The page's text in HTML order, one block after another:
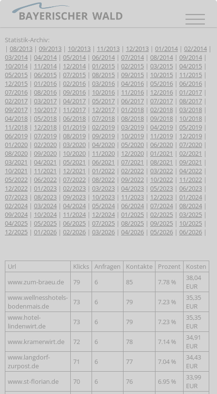
Statistik-Archiv:
| 08/2013 | 09/2013 | 10/2013 | 11/2013 | 12/2013 | 01/2014 | 02/2014 |
03/2014 | 04/2014 | 05/2014 | 06/2014 | 07/2014 | 08/2014 | 09/2014 |
10/2014 | 11/2014 | 12/2014 | 01/2015 | 02/2015 | 03/2015 | 04/2015 |
05/2015 | 06/2015 | 07/2015 | 08/2015 | 09/2015 | 10/2015 | 11/2015 |
12/2015 | 01/2016 | 02/2016 | 03/2016 | 04/2016 | 05/2016 | 06/2016 |
07/2016 | 08/2016 | 09/2016 | 10/2016 | 11/2016 | 12/2016 | 01/2017 |
02/2017 | 03/2017 | 04/2017 | 05/2017 | 06/2017 | 07/2017 | 08/2017 |
09/2017 | 10/2017 | 11/2017 | 12/2017 | 01/2018 | 02/2018 | 03/2018 |
04/2018 | 05/2018 | 06/2018 | 07/2018 | 08/2018 | 09/2018 | 10/2018 |
11/2018 | 12/2018 | 01/2019 | 02/2019 | 03/2019 | 04/2019 | 05/2019 |
06/2019 | 07/2019 | 08/2019 | 09/2019 | 10/2019 | 11/2019 | 12/2019 |
01/2020 | 02/2020 | 03/2020 | 04/2020 | 05/2020 | 06/2020 | 07/2020 |
08/2020 | 09/2020 | 10/2020 | 11/2020 | 12/2020 | 01/2021 | 02/2021 |
03/2021 | 04/2021 | 05/2021 | 06/2021 | 07/2021 | 08/2021 | 09/2021 |
10/2021 | 11/2021 | 12/2021 | 01/2022 | 02/2022 | 03/2022 | 04/2022 |
05/2022 | 06/2022 | 07/2022 | 08/2022 | 09/2022 | 10/2022 | 11/2022 |
12/2022 | 01/2023 | 02/2023 | 03/2023 | 04/2023 | 05/2023 | 06/2023 |
07/2023 | 08/2023 | 09/2023 | 10/2023 | 11/2023 | 12/2023 | 01/2024 |
02/2024 | 03/2024 | 04/2024 | 05/2024 | 06/2024 | 07/2024 | 08/2024 |
09/2024 | 10/2024 | 11/2024 | 12/2024 | 01/2025 | 02/2025 | 03/2025 |
04/2025 | 05/2025 | 06/2025 | 07/2025 | 08/2025 | 09/2025 | 10/2025 |
12/2025 | 01/2026 | 02/2026 | 03/2026 | 04/2026 | 05/2026 | 06/2026 |
Url Klicks Anfragen Kontakte Prozent
Kosten
www.zum-braeu.de
79 6 85 7.78 %
38,04
EUR
www.wellnesshotels-
bodenmais.de
73 6 79 7.23 %
35,35
EUR
www.hotel-
lindenwirt.de
73 6 79 7.23 %
35,35
EUR
www.kramerwirt.de
72 6 78 7.14 %
34,91
EUR
www.langdorf-
zurpost.de
71 6 77 7.04 %
34,43
EUR
www.st-florian.de
70 6 76 6.95 %
33,99
EUR